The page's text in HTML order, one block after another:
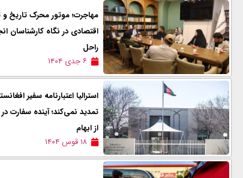
مهاجرت؛ موتور محرک تاریخ
اقتصادی در نگاه کارشناسان
راحل
۶ جدی ۱۴۰۴
استرالیا اعتبارنامه سفیر
تمدید نمی‌کند؛ آینده سفارت
از ابهام
۱۸ قوس ۱۴۰۴